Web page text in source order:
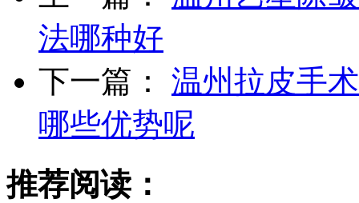
法哪种好
下一篇：
温州拉皮手
哪些优势呢
推荐阅读：